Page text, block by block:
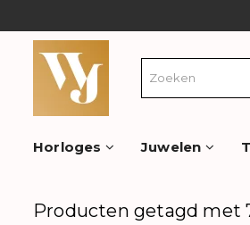
Horloges Juwelen
Producten getagd met